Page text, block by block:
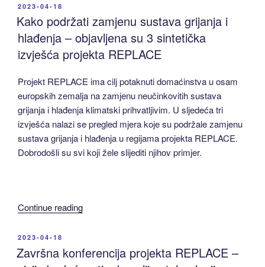
REPLACE
objavljena
su
tri
izvješća
–
sažetak
rezultata
REPLACE
projekta,
i
donositelje
POSTED
ON
2023-04-18
Kako podržati zamjenu sustava grijanja i
hlađenja – objavljena su 3 sintetička
izvješća projekta REPLACE
Projekt REPLACE ima cilj potaknuti domaćinstva u osam
europskih zemalja na zamjenu neučinkovitih sustava
grijanja i hlađenja klimatski prihvatljivim. U sljedeća tri
izvješća nalazi se pregled mjera koje su podržale zamjenu
sustava grijanja i hlađenja u regijama projekta REPLACE.
Dobrodošli su svi koji žele slijediti njihov primjer.
Continue reading“Kako
sustava
grijanja
POSTED
ON
2023-04-18
Završna konferencija projekta REPLACE –